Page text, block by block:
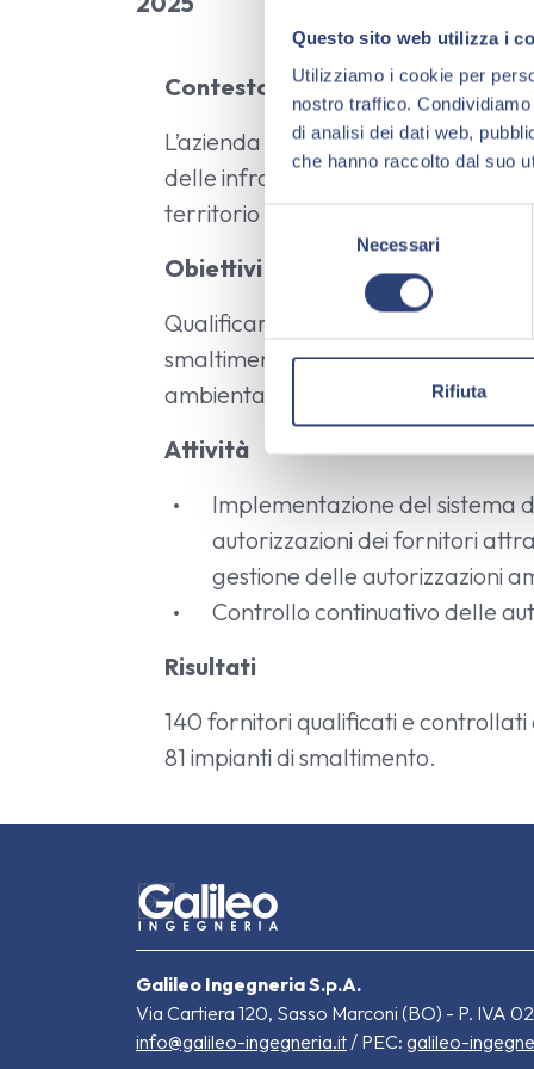
Questo sito web utilizza i
Utilizziamo i cookie per
nostro traffico.
di analisi dei dati web,
che hanno raccolto dal suo
i
e
e
o
n
s
o
Necessari
Rifiuta
Contesto
L’azienda gestisce una rete di
delle infrastrutture di rete telefonica
territorio nazionale.
Obiettivi
Qualificare tutti i fornitori di servizi
smaltimento rifiuti nel rispetto
ambientale.
Attività
Implementazione del sistema
autorizzazioni dei fornitori
gestione delle autorizzazioni
Controllo continuativo delle
Risultati
140 fornitori qualificati e
81 impianti di smaltimento.
Galileo Ingegneria S.p.A.
Via Cartiera 120, Sasso Marconi (BO) - P. IVA
info@galileo-ingegneria.it / PEC: galileo-